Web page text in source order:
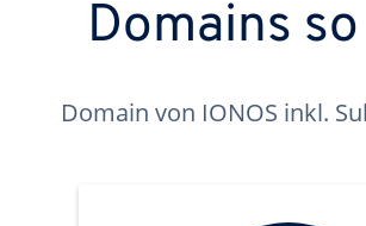
Domains
Domain von IONOS inkl.